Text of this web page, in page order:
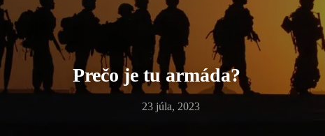
Prečo je tu armáda?
23 júla, 2023